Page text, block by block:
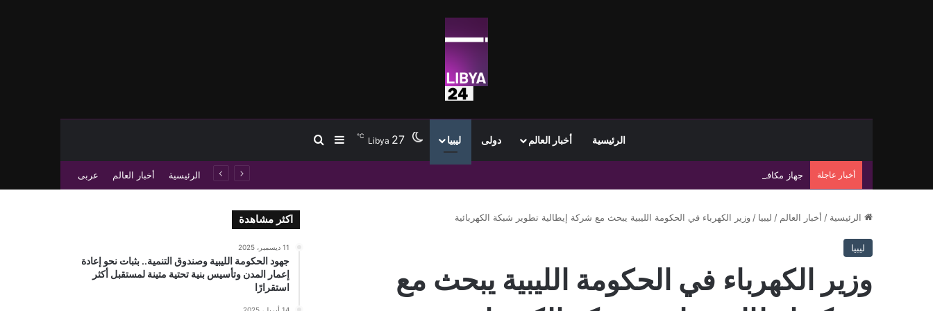
الرئيسية أخبار العالم دولى ليبيا Libya 27
℃ إضافة عمود جانبي
بحث عن
أخبار عاجلة جهاز مكافحة الهجرة غير الشرعية يضبط 15 مهاجرًا غير شرعي على سواحل الحمامة والحنية الرئيسية أخبار العالم عربى
الرئيسية / أخبار العالم / ليبيا / وزير الكهرباء في الحكومة الليبية يبحث مع شركة إيطالية تطوير شبكة الكهربائية
ليبيا
وزير الكهرباء في الحكومة الليبية يبحث مع
اكثر مشاهدة
11 ديسمبر، 2025
جهود الحكومة الليبية وصندوق التنمية.. بثبات نحو إعادة
إعمار المدن وتأسيس بنية تحتية متينة لمستقبل أكثر
استقرارًا